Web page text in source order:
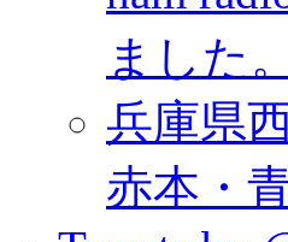
ました。
兵庫県
赤本・